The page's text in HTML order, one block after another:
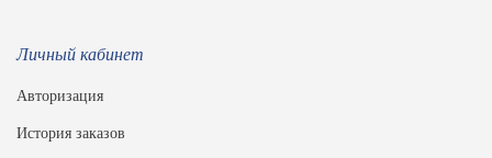
Личный кабинет
Авторизация
История заказов